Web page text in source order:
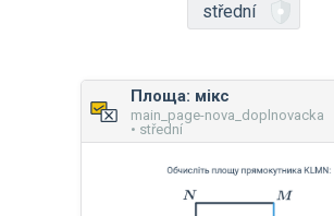
střední
Площа: мікс
main_page-nova_doplnovacka
• střední